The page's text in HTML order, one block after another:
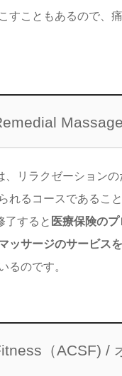
すこともあるので、
Massage
リラクゼーション
れるコースであること
了すると 医療保険の
ッサージのサービス
るのです。
（ACSF) /